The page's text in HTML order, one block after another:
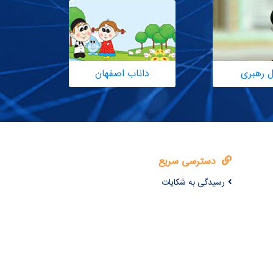
رهبری داناب اصفهان
دسترسی سریع
رسیدگی به شکایات